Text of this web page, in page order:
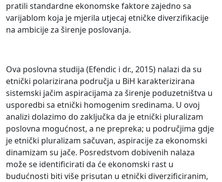
pratili standardne ekonomske faktore zajedno sa
varijablom koja je mjerila utjecaj etničke diverzifikacije
na ambicije za širenje poslovanja.
Ova poslovna studija (Efendic i dr., 2015) nalazi da su
etnički polarizirana područja u BiH karakterizirana
sistemski jačim aspiracijama za širenje poduzetništva u
usporedbi sa etnički homogenim sredinama. U ovoj
analizi dolazimo do zaključka da je etnički pluralizam
poslovna mogućnost, a ne prepreka; u područjima gdje
je etnički pluralizam sačuvan, aspiracije za ekonomski
dinamizam su jače. Posredstvom dobivenih nalaza
može se identificirati da će ekonomski rast u
budućnosti biti više prisutan u etnički diverzificiranim,